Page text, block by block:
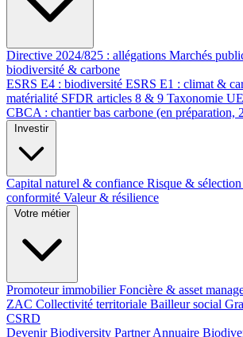
Directive 2024/825 : allégations Marchés
biodiversité & carbone
ESRS E4 : biodiversité ESRS E1 : climat &
matérialité SFDR articles 8 & 9 Taxonomie
CBCA : chantier bas carbone (en préparation,
Investir
Capital naturel & confiance Risque & sélection
conformité Valeur & résilience
Votre métier
Promoteur immobilierFoncière & asset
ZAC Collectivité territoriale Bailleur social
CSRD
Devenir Biodiversity PartnerAnnuaire